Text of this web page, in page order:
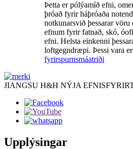
Þetta er pólýamíð efni,
þróað fyrir háþróaða
notkunarsvið þessarar
efnum fyrir fatnað, skó,
efni. Helsta einkenni
loftgegndræpi. Þessi vara
fyrirspurnsmáatriði
JIANGSU H&H NÝJA
Upplýsingar